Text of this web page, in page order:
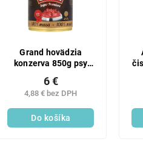
Grand hovädzia
konzerva 850g psy
4,88 € bez DPH
6 €
Do košíka